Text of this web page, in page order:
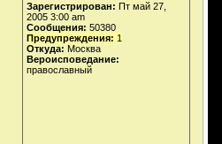
Зарегистрирован: Пт май 27,
2005 3:00 am
Сообщения: 50380
Предупреждения: 1
Откуда: Москва
Вероисповедание:
православный